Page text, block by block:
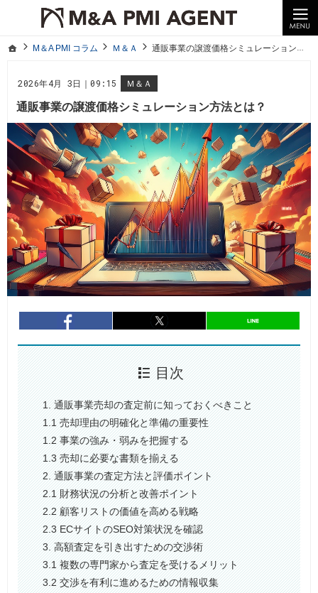
ホームM＆A PMI コラム Ｍ＆Ａ 通販事業の譲渡価格シミュレーション方法とは？
2026年4月 3日｜09:15 Ｍ＆Ａ
通販事業の譲渡価格シミュレーション方法とは？
10年以上の経験。企業の経営統合や売却はM＆A PMI AGENTへ。
M＆A PMI コラム｜M＆A・PMI・事業承継のポイントや成功事例をわかりやすくご紹介
entry935 entry935
目次
1. 通販事業売却の査定前に知っておくべきこと
1.1 売却理由の明確化と準備の重要性
1.2 事業の強み・弱みを把握する
1.3 売却に必要な書類を揃える
2. 通販事業の査定方法と評価ポイント
2.1 財務状況の分析と改善ポイント
2.2 顧客リストの価値を高める戦略
2.3 ECサイトのSEO対策状況を確認
3. 高額査定を引き出すための交渉術
3.1 複数の専門家から査定を受けるメリット
3.2 交渉を有利に進めるための情報収集
ホームM＆A PMI コラム Ｍ＆Ａ 通販事業の譲渡価格シミュレーション方法とは？